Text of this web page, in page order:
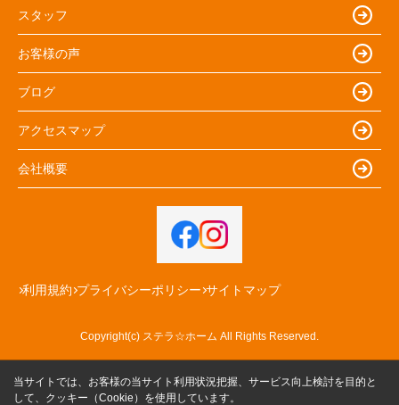
スタッフ
お客様の声
ブログ
アクセスマップ
会社概要
利用規約 プライバシーポリシー サイトマップ
Copyright(c) ステラ☆ホーム All Rights Reserved.
当サイトでは、お客様の当サイト利用状況把握、サービス向上検討を目的と
して、クッキー（Cookie）を使用しています。